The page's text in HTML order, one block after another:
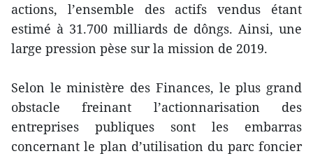
actions, l’ensemble des actifs vendus étant
estimé à 31.700 milliards de dôngs. Ainsi, une
large pression pèse sur la mission de 2019.
Selon le ministère des Finances, le plus grand
obstacle freinant l’actionnarisation des
entreprises publiques sont les embarras
concernant le plan d’utilisation du parc foncier